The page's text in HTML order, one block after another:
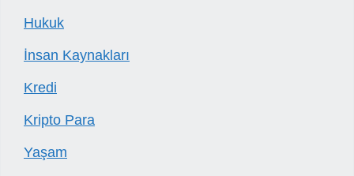
Hukuk
İnsan Kaynakları
Kredi
Kripto Para
Yaşam